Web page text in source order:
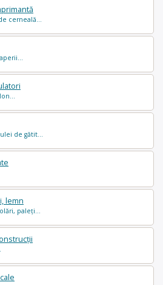
cerneală...
de gătit...
lemn
paleți...